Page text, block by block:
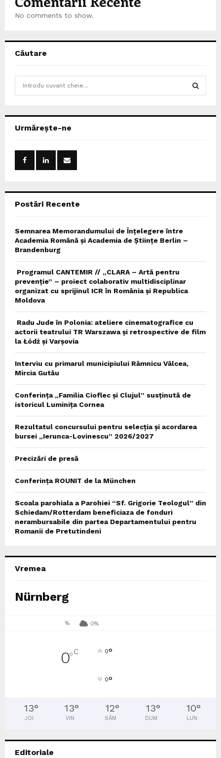
No comments to show.
Căutare
h
Urmărește-ne
Postări Recente
Semnarea Memorandumului de Înțelegere între
Academia Română și Academia de Științe Berlin –
Brandenburg
Programul CANTEMIR // „CLARA – Artă pentru
prevenție” – proiect colaborativ multidisciplinar
organizat cu sprijinul ICR în România și Republica
Moldova
Radu Jude în Polonia: ateliere cinematografice cu
actorii teatrului TR Warszawa și retrospective de film
la Łódź și Varșovia
Interviu cu primarul municipiului Râmnicu Vâlcea,
Mircia Gutău
Conferința „Familia Cioflec și Clujul” susținută de
istoricul Luminița Cornea
Rezultatul concursului pentru selecția și acordarea
bursei „Ierunca-Lovinescu” 2026/2027
Precizări de presă
Conferința ROUNIT de la München
Scoala parohiala a Parohiei “Sf. Grigorie Teologul” din
Schiedam/Rotterdam beneficiaza de fonduri
nerambursabile din partea Departamentului pentru
Romanii de Pretutindeni
Vremea
Nürnberg
% 0%
0°C 0°
0°
13°
JOI
13°
VIN
12°
SÂM
13°
DUM
10°
LUN
Editoriale